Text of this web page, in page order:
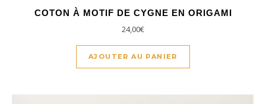
COTON À MOTIF DE CYGNE EN ORIGAMI
24,00€
AJOUTER AU PANIER